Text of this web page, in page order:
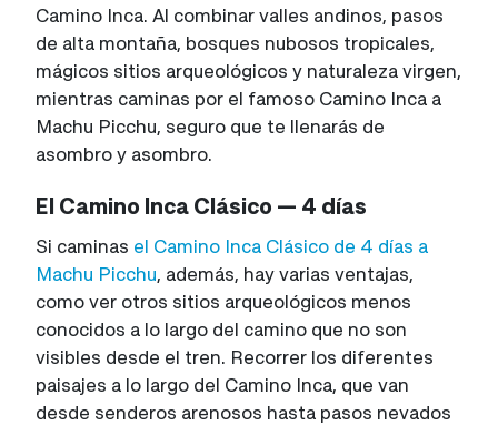
Camino Inca. Al combinar valles andinos, pasos
de alta montaña, bosques nubosos tropicales,
mágicos sitios arqueológicos y naturaleza virgen,
mientras caminas por el famoso Camino Inca a
Machu Picchu, seguro que te llenarás de
asombro y asombro.
El Camino Inca Clásico — 4 días
Si caminas el Camino Inca Clásico de 4 días a
Machu Picchu, además, hay varias ventajas,
como ver otros sitios arqueológicos menos
conocidos a lo largo del camino que no son
visibles desde el tren. Recorrer los diferentes
paisajes a lo largo del Camino Inca, que van
desde senderos arenosos hasta pasos nevados